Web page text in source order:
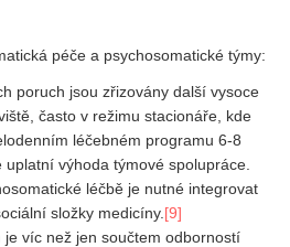
péče a psychosomatické týmy:
poruch jsou zřizovány další vysoce
často v režimu stacionáře, kde
léčebném programu 6-8
výhoda týmové spolupráce.
léčbě je nutné integrovat
složky medicíny. [9]
je víc než jen součtem odborností